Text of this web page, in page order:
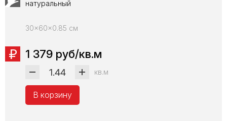
натуральный
30x60x0.85 см
1 379 руб/кв.м
кв.м
В корзину